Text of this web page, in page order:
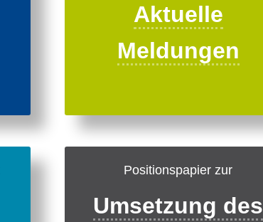
Aktuelle
Meldungen
Positionspapier zur
Umsetzung des